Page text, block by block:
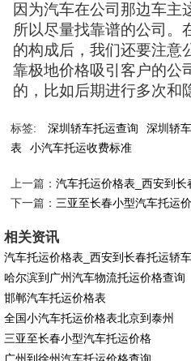
因为汽车在公司那边车主
所以尽量找靠谱的公司。
的构成后，我们还要注意
靠极地价格吸引客户的公
的，比如后期进行多次和
标签: 深圳轿车托运查询 深圳轿
表
小汽车托运收费标准
上一篇：汽车托运价格表_西安到长
下一篇： 三亚至长春小型汽车托运
相关资讯
汽车托运价格表_西安到长春托运轿
哈尔滨到广州汽车物流托运价格查询
邯郸汽车托运价格表
全国小汽车托运价格表北京到泰州
三亚至长春小型汽车托运价格